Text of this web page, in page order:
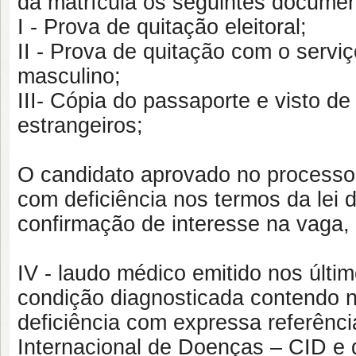
I - Prova de quitação eleitoral;
II - Prova de quitação com o
masculino;
III- Cópia do passaporte e visto
estrangeiros;
O candidato aprovado no
com deficiência nos termos da lei
confirmação de interesse na
IV - laudo médico emitido nos
condição diagnosticada contendo
deficiência com expressa
Internacional de Doenças – CID